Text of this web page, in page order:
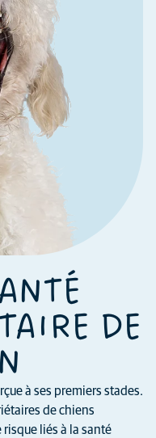
DE
à ses premiers stades.
de chiens
liés à la santé